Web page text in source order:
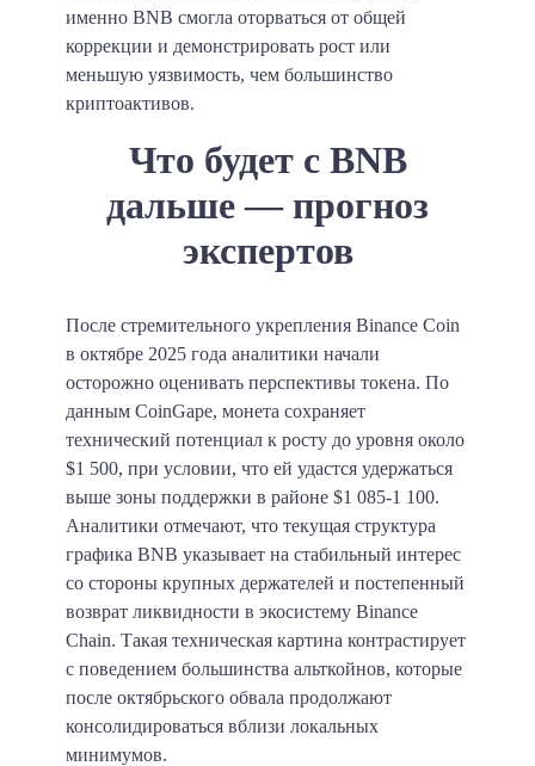
именно BNB смогла оторваться от общей
коррекции и демонстрировать рост или
меньшую уязвимость, чем большинство
криптоактивов.
Что будет с BNB
дальше — прогноз
экспертов
После стремительного укрепления Binance Coin
в октябре 2025 года аналитики начали
осторожно оценивать перспективы токена. По
данным CoinGape, монета сохраняет
технический потенциал к росту до уровня около
$1 500, при условии, что ей удастся удержаться
выше зоны поддержки в районе $1 085-1 100.
Аналитики отмечают, что текущая структура
графика BNB указывает на стабильный интерес
со стороны крупных держателей и постепенный
возврат ликвидности в экосистему Binance
Chain. Такая техническая картина контрастирует
с поведением большинства альткойнов, которые
после октябрьского обвала продолжают
консолидироваться вблизи локальных
минимумов.